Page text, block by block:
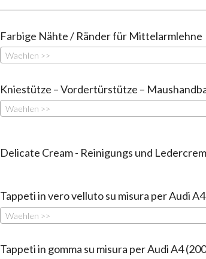
Farbige Nähte / Ränder für Mittelarmlehne
Waehlen >>
Kniestütze – Vordertürstütze –
Waehlen >>
Delicate Cream - Reinigungs und
Tappeti in vero velluto su misura per Audi
Waehlen >>
Tappeti in gomma su misura per Audi A4